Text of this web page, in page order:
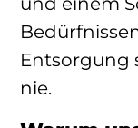
Entsorgung
nie.